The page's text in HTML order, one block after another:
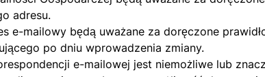
adresu.
e-mailowy będą uważane za doręczone
po dniu wprowadzenia zmiany.
e-mailowej jest niemożliwe lub